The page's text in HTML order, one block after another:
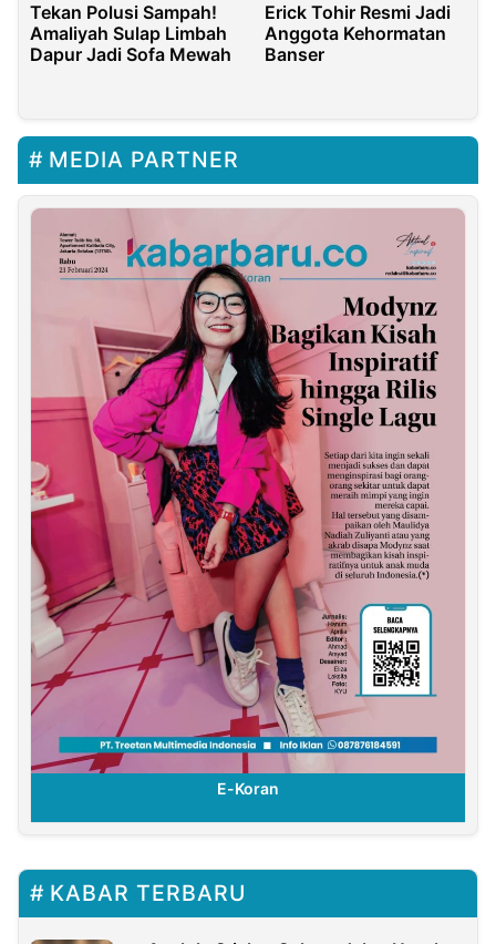
Tekan Polusi Sampah!
Amaliyah Sulap Limbah
Dapur Jadi Sofa Mewah
Erick Tohir Resmi Jadi
Anggota Kehormatan
Banser
MEDIA PARTNER
E-Koran
KABAR TERBARU